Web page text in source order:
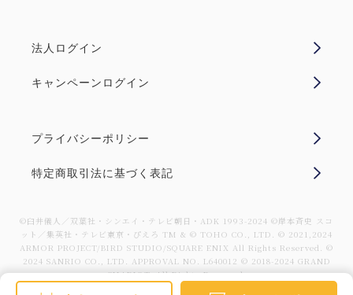
法人ログイン
キャンペーンログイン
プライバシーポリシー
特定商取引法に基づく表記
©臼井儀人／双葉社・シンエイ・テレビ朝日・ADK 1993-2024 ©岸本斉史 スコ
ット／集英社・テレビ東京・ぴえろ TM & © TOHO CO., LTD. © 2021,2024
ARMOR PROJECT/BIRD STUDIO/SQUARE ENIX All Rights Reserved. ©
2024 SANRIO CO., LTD. APPROVAL NO. L640012 © 2018-2024 GRAND
CHARIOT. All Rights Reserved.